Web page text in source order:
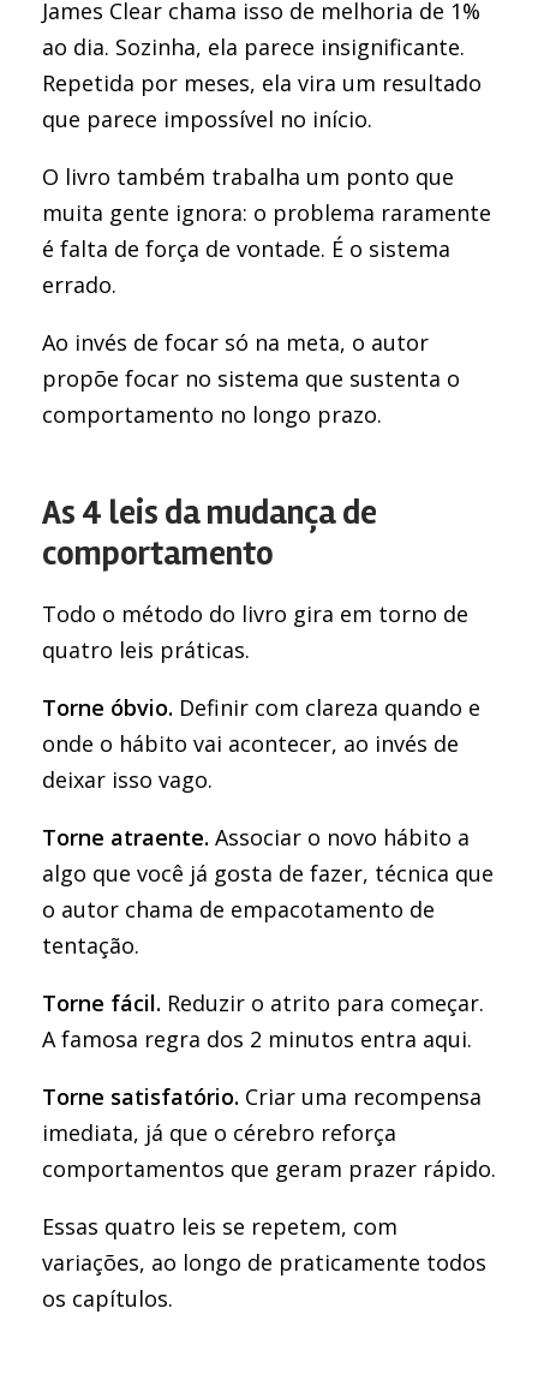
James Clear chama isso de melhoria de 1%
ao dia. Sozinha, ela parece insignificante.
Repetida por meses, ela vira um resultado
que parece impossível no início.
O livro também trabalha um ponto que
muita gente ignora: o problema raramente
é falta de força de vontade. É o sistema
errado.
Ao invés de focar só na meta, o autor
propõe focar no sistema que sustenta o
comportamento no longo prazo.
As 4 leis da mudança de
comportamento
Todo o método do livro gira em torno de
quatro leis práticas.
Torne óbvio. Definir com clareza quando e
onde o hábito vai acontecer, ao invés de
deixar isso vago.
Torne atraente. Associar o novo hábito a
algo que você já gosta de fazer, técnica que
o autor chama de empacotamento de
tentação.
Torne fácil. Reduzir o atrito para começar.
A famosa regra dos 2 minutos entra aqui.
Torne satisfatório. Criar uma recompensa
imediata, já que o cérebro reforça
comportamentos que geram prazer rápido.
Essas quatro leis se repetem, com
variações, ao longo de praticamente todos
os capítulos.